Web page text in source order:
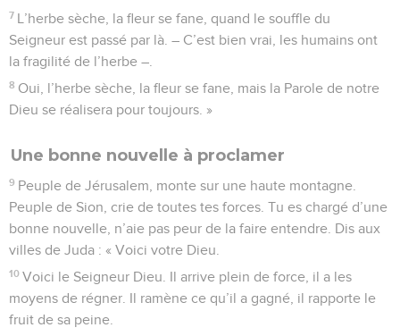
7 L’herbe sèche, la fleur se fane, quand le souffle du
Seigneur est passé par là. – C’est bien vrai, les humains ont
la fragilité de l’herbe –.
8 Oui, l’herbe sèche, la fleur se fane, mais la Parole de notre
Dieu se réalisera pour toujours. »
Une bonne nouvelle à proclamer
9 Peuple de Jérusalem, monte sur une haute montagne.
Peuple de Sion, crie de toutes tes forces. Tu es chargé d’une
bonne nouvelle, n’aie pas peur de la faire entendre. Dis aux
villes de Juda : « Voici votre Dieu.
10 Voici le Seigneur Dieu. Il arrive plein de force, il a les
moyens de régner. Il ramène ce qu’il a gagné, il rapporte le
fruit de sa peine.